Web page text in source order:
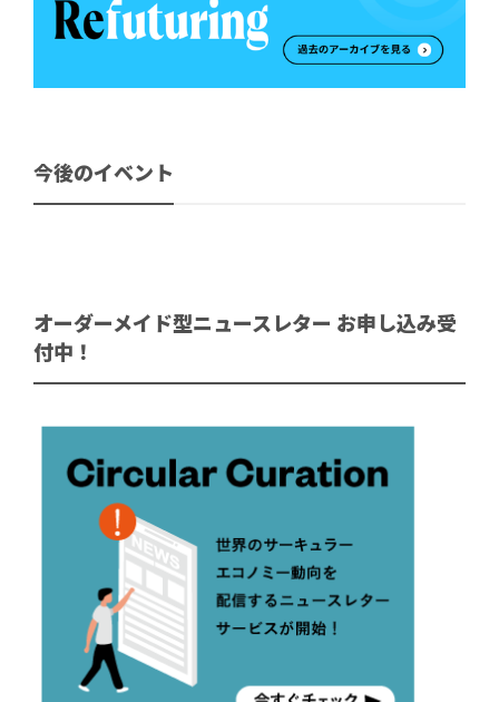
今後のイベント
オーダーメイド型ニュースレター お申し込み受
付中！